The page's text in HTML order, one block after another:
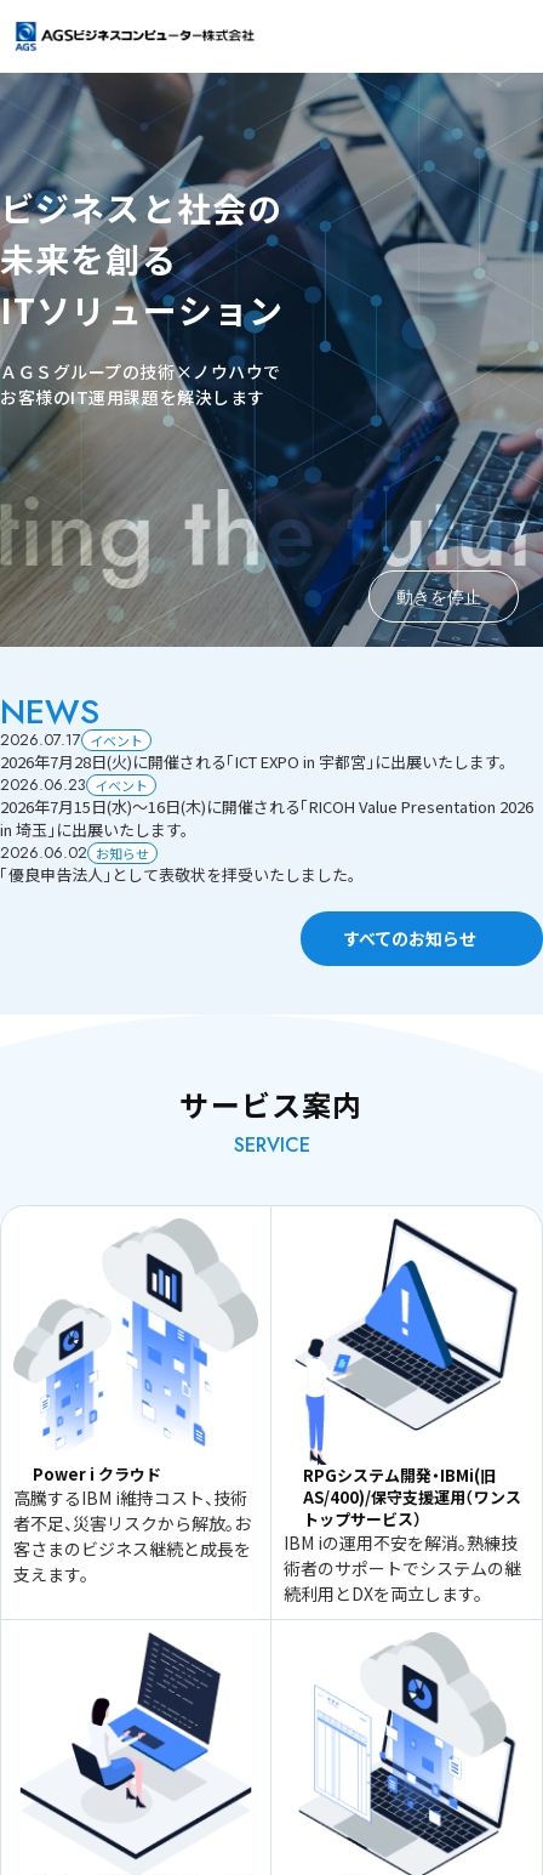
ＡＧＳビジネスコンピューターとは
会社情報
会社情報
トップメッセージ
企業理念
会社概要
マージン率
サステナビリティ
サービス案内
サービス案内
Power i クラウド
RPGシステム開発
・IBMi(旧AS/400)/保守支援運用
（ワンストップサービス）
IBM i（旧AS/400）モダナイゼーションサービス
「LANSAファミリー」
kintone開発/導入支援サービス
システム連携サービス
OBC奉行シリーズ
導入支援サービス
キッティング・データ消磁サービス
導入事例
お知らせ
よくあるご質問
資料ダウンロード
お問い合わせ
ビジネスと社会の
未来を創る
ITソ リューション
ＡＧＳグループの技術×ノウハウで
お客様のIT運用課題を解決します
the 動きを停止
NEWS
2026.07.17 イベント
2026年7月28日(火)に開催される「ICT EXPO in 宇都宮」に出展いたします。
2026.06.23 イベント
2026年7月15日(水)～16日(木)に開催される「RICOH Value Presentation 2026
in 埼玉」に出展いたします。
2026.06.02 お知らせ
「優良申告法人」として表敬状を拝受いたしました。
すべてのお知らせ
サービス案内
SERVICE
Power i クラウド
高騰するIBM i維持コスト、技術
者不足、災害リスクから解放。お
客さまのビジネス継続と成長を
支えます。
RPGシステム開発・IBMi(旧
AS/400)/保守支援運用（ワンス
トップサービス）
IBM iの運用不安を解消。熟練技
術者のサポートでシステムの継
続利用とDXを両立します。